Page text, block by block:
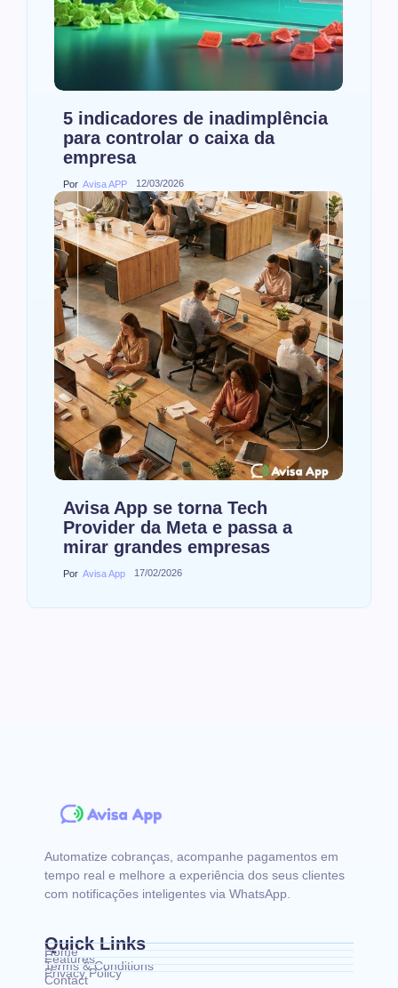
5 indicadores de inadimplência
para controlar o caixa da
empresa
Por Avisa APP 12/03/2026
Avisa App se torna Tech
Provider da Meta e passa a
mirar grandes empresas
Por Avisa App 17/02/2026
Automatize cobranças, acompanhe pagamentos em
tempo real e melhore a experiência dos seus clientes
com notificações inteligentes via WhatsApp.
Quick Links
Home
Features
Terms & Conditions
Privacy Policy
Contact